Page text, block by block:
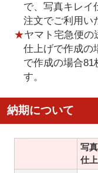
で、写真キレイ
注文でご利用い
★ヤマト宅急便の
仕上げで作成の
で作成の場合81
す。
納期について
写
仕